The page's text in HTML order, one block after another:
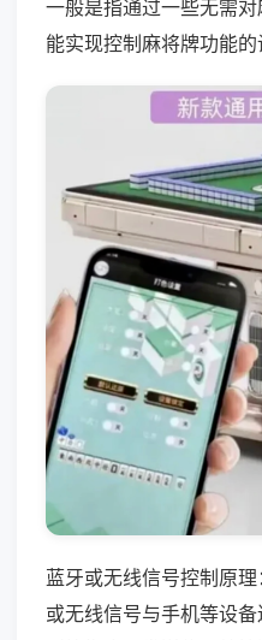
一般是指通过一些无需
能实现控制麻将牌功能的
蓝牙或无线信号控制原
或无线信号与手机等设